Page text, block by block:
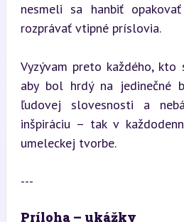
nesmeli sa hanbiť
rozprávať vtipné príslovia.
Vyzývam preto každého,
aby bol hrdý na jedinečné
ľudovej slovesnosti a
inšpiráciu – tak v
umeleckej tvorbe.
---
Príloha – ukážky